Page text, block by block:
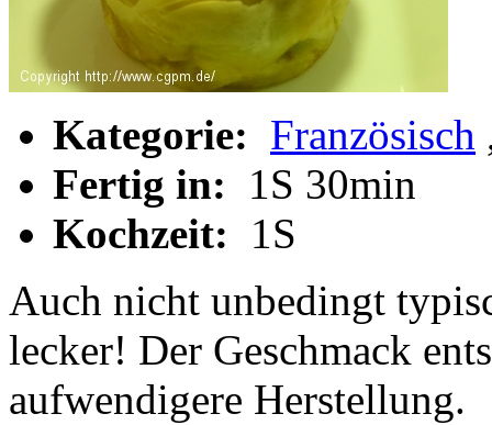
Kategorie: Französisch
Fertig in:
1S 30min
Kochzeit:
1S
Auch nicht unbedingt
lecker! Der Geschmack
aufwendigere Herstellung.